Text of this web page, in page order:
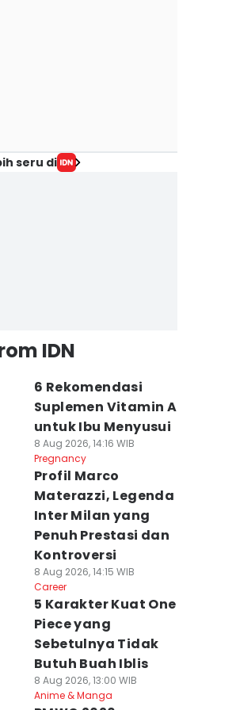
seru di
IDN
6 Rekomendasi
Suplemen Vitamin A
untuk Ibu Menyusui
8 Aug 2026, 14:16 WIB
Pregnancy
Profil Marco
Materazzi, Legenda
Inter Milan yang
Penuh Prestasi dan
Kontroversi
8 Aug 2026, 14:15 WIB
Career
5 Karakter Kuat One
Piece yang
Sebetulnya Tidak
Butuh Buah Iblis
8 Aug 2026, 13:00 WIB
Anime & Manga